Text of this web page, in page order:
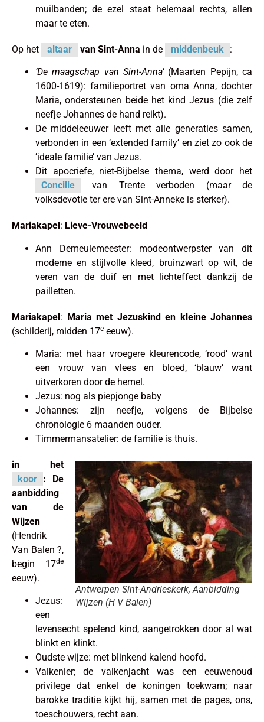
muilbanden; de ezel staat helemaal rechts, allen
maar te eten.
Op het altaar van Sint-Anna in de middenbeuk :
‘De maagschap van Sint-Anna’(Maarten Pepijn, ca
1600-1619): familieportret van oma Anna, dochter
Maria, ondersteunen beide het kind Jezus (die zelf
neefje Johannes de hand reikt).
De middeleeuwer leeft met alle generaties samen,
verbonden in een ‘extended family’ en ziet zo ook de
’ideale familie’ van Jezus.
Dit apocriefe, niet-Bijbelse thema, werd door het
Concilie
van Trente verboden (maar de
volksdevotie ter ere van Sint-Anneke is sterker).
Mariakapel: Lieve-Vrouwebeeld
Ann Demeulemeester: modeontwerpster van dit
moderne en stijlvolle kleed, bruinzwart op wit, de
veren van de duif en met lichteffect dankzij de
pailletten.
Mariakapel: Maria met Jezuskind en kleine Johannes
(schilderij, midden 17e eeuw).
Maria: met haar vroegere kleurencode, ‘rood’ want
een vrouw van vlees en bloed, ‘blauw’ want
uitverkoren door de hemel.
Jezus: nog als piepjonge baby
Johannes: zijn neefje, volgens de Bijbelse
chronologie 6 maanden ouder.
Timmermansatelier: de familie is thuis.
Antwerpen Sint-Andrieskerk, Aanbidding
Wijzen (H V Balen)
in het
koor :
De
aanbidding
van de
Wijzen
(Hendrik
Van Balen ?,
begin 17de
eeuw).
Jezus:
een
levensecht spelend kind, aangetrokken door al wat
blinkt en klinkt.
Oudste wijze: met blinkend kalend hoofd.
Valkenier; de valkenjacht was een eeuwenoud
privilege dat enkel de koningen toekwam; naar
barokke traditie kijkt hij, samen met de pages, ons,
toeschouwers, recht aan.